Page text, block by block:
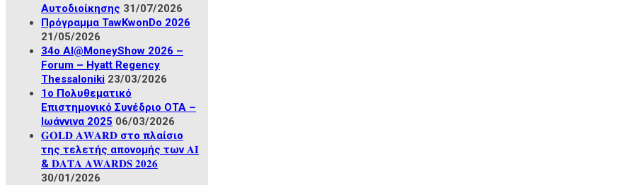
Αυτοδιοίκησης 31/07/2026
Πρόγραμμα TawKwonDo 2026
21/05/2026
34ο ΑΙ@MoneyShow 2026 –
Forum – Hyatt Regency
Thessaloniki 23/03/2026
1ο Πολυθεματικό
Επιστημονικό Συνέδριο ΟΤΑ –
Ιωάννινα 2025 06/03/2026
𝐆𝐎𝐋𝐃 𝐀𝐖𝐀𝐑𝐃 στο πλαίσιο
της τελετής απονομής των 𝐀𝐈
& 𝐃𝐀𝐓𝐀 𝐀𝐖𝐀𝐑𝐃𝐒 𝟐𝟎𝟐𝟔
30/01/2026